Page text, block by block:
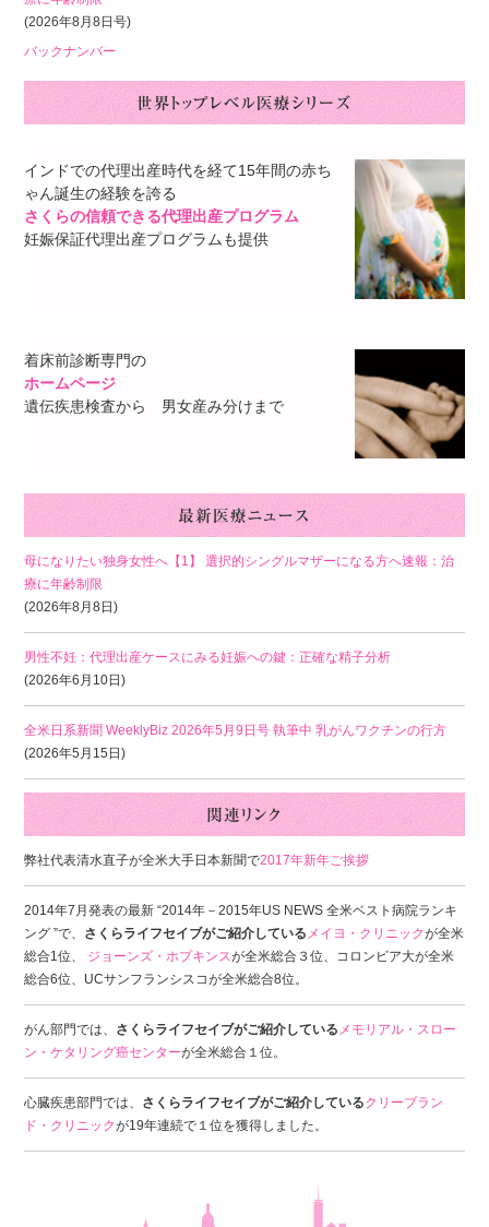
(2026年8月8日号)
バックナンバー
インドでの代理出産時代を経て15年間の赤ち
ゃん誕生の経験を誇る
さくらの信頼できる代理出産プログラム
妊娠保証代理出産プログラムも提供
着床前診断専門の
ホームページ
遺伝疾患検査から 男女産み分けまで
母になりたい独身女性へ【1】 選択的シングルマザーになる方へ速報：治
療に年齢制限
(2026年8月8日)
男性不妊：代理出産ケースにみる妊娠への鍵：正確な精子分析
(2026年6月10日)
全米日系新聞 WeeklyBiz 2026年5月9日号 執筆中 乳がんワクチンの行方
(2026年5月15日)
弊社代表清水直子が全米大手日本新聞で2017年新年ご挨拶
2014年7月発表の最新 “2014年－2015年US NEWS 全米ベスト病院ランキ
ング ”で、 さくらライフセイブがご紹介している メイヨ・クリニックが全米
総合1位、 ジョーンズ・ホプキンスが全米総合３位、コロンビア大が全米
総合6位、UCサンフランシスコが全米総合8位。
がん部門では、 さくらライフセイブがご紹介している メモリアル・スロー
ン・ケタリング癌センターが全米総合１位。
心臓疾患部門では、 さくらライフセイブがご紹介しているクリーブラン
ド・クリニックが19年連続で１位を獲得しました。